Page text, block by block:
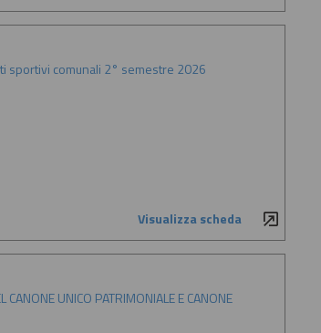
sportivi comunali 2° semestre 2026
Visualizza scheda
CANONE UNICO PATRIMONIALE E CANONE